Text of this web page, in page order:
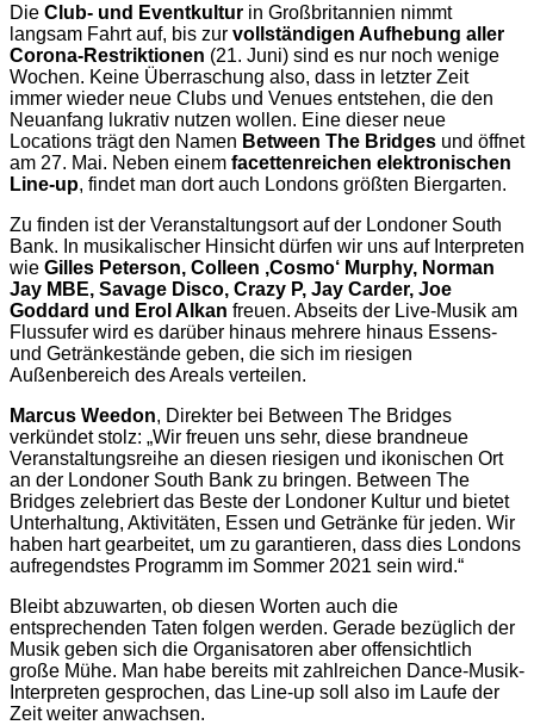
Die Club- und Eventkultur in Großbritannien nimmt
langsam Fahrt auf, bis zur vollständigen Aufhebung aller
Corona-Restriktionen (21. Juni) sind es nur noch wenige
Wochen. Keine Überraschung also, dass in letzter Zeit
immer wieder neue Clubs und Venues entstehen, die den
Neuanfang lukrativ nutzen wollen. Eine dieser neue
Locations trägt den Namen Between The Bridges und öffnet
am 27. Mai. Neben einem facettenreichen elektronischen
Line-up, findet man dort auch Londons größten Biergarten.
Zu finden ist der Veranstaltungsort auf der Londoner South
Bank. In musikalischer Hinsicht dürfen wir uns auf Interpreten
wie Gilles Peterson, Colleen ‚Cosmo‘ Murphy, Norman
Jay MBE, Savage Disco, Crazy P, Jay Carder, Joe
Goddard und Erol Alkan freuen. Abseits der Live-Musik am
Flussufer wird es darüber hinaus mehrere hinaus Essens-
und Getränkestände geben, die sich im riesigen
Außenbereich des Areals verteilen.
Marcus Weedon, Direkter bei Between The Bridges
verkündet stolz: „Wir freuen uns sehr, diese brandneue
Veranstaltungsreihe an diesen riesigen und ikonischen Ort
an der Londoner South Bank zu bringen. Between The
Bridges zelebriert das Beste der Londoner Kultur und bietet
Unterhaltung, Aktivitäten, Essen und Getränke für jeden. Wir
haben hart gearbeitet, um zu garantieren, dass dies Londons
aufregendstes Programm im Sommer 2021 sein wird.“
Bleibt abzuwarten, ob diesen Worten auch die
entsprechenden Taten folgen werden. Gerade bezüglich der
Musik geben sich die Organisatoren aber offensichtlich
große Mühe. Man habe bereits mit zahlreichen Dance-Musik-
Interpreten gesprochen, das Line-up soll also im Laufe der
Zeit weiter anwachsen.